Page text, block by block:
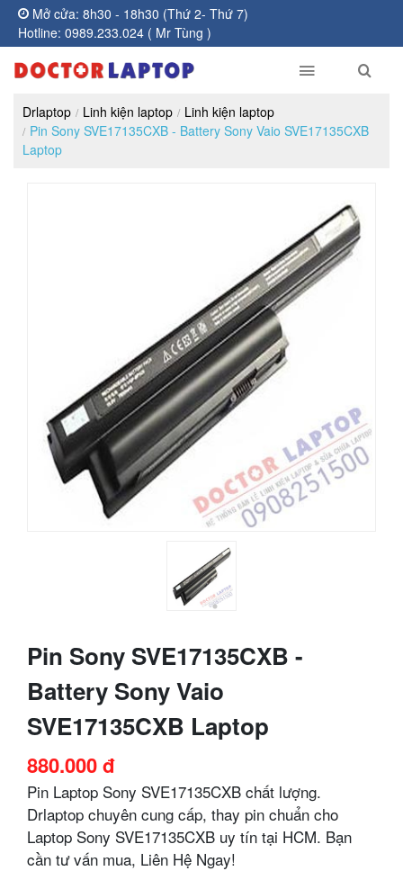
Mở cửa: 8h30 - 18h30 (Thứ 2- Thứ 7)
Hotline: 0989.233.024 ( Mr Tùng )
Drlaptop Linh kiện laptop
Linh kiện laptop
Pin Sony SVE17135CXB - Battery Sony Vaio SVE17135CXB
Laptop
Pin Sony SVE17135CXB -
Battery Sony Vaio
SVE17135CXB Laptop
880.000 đ
Pin Laptop Sony SVE17135CXB chất lượng.
Drlaptop chuyên cung cấp, thay pin chuẩn cho
Laptop Sony SVE17135CXB uy tín tại HCM. Bạn
cần tư vấn mua, Liên Hệ Ngay!